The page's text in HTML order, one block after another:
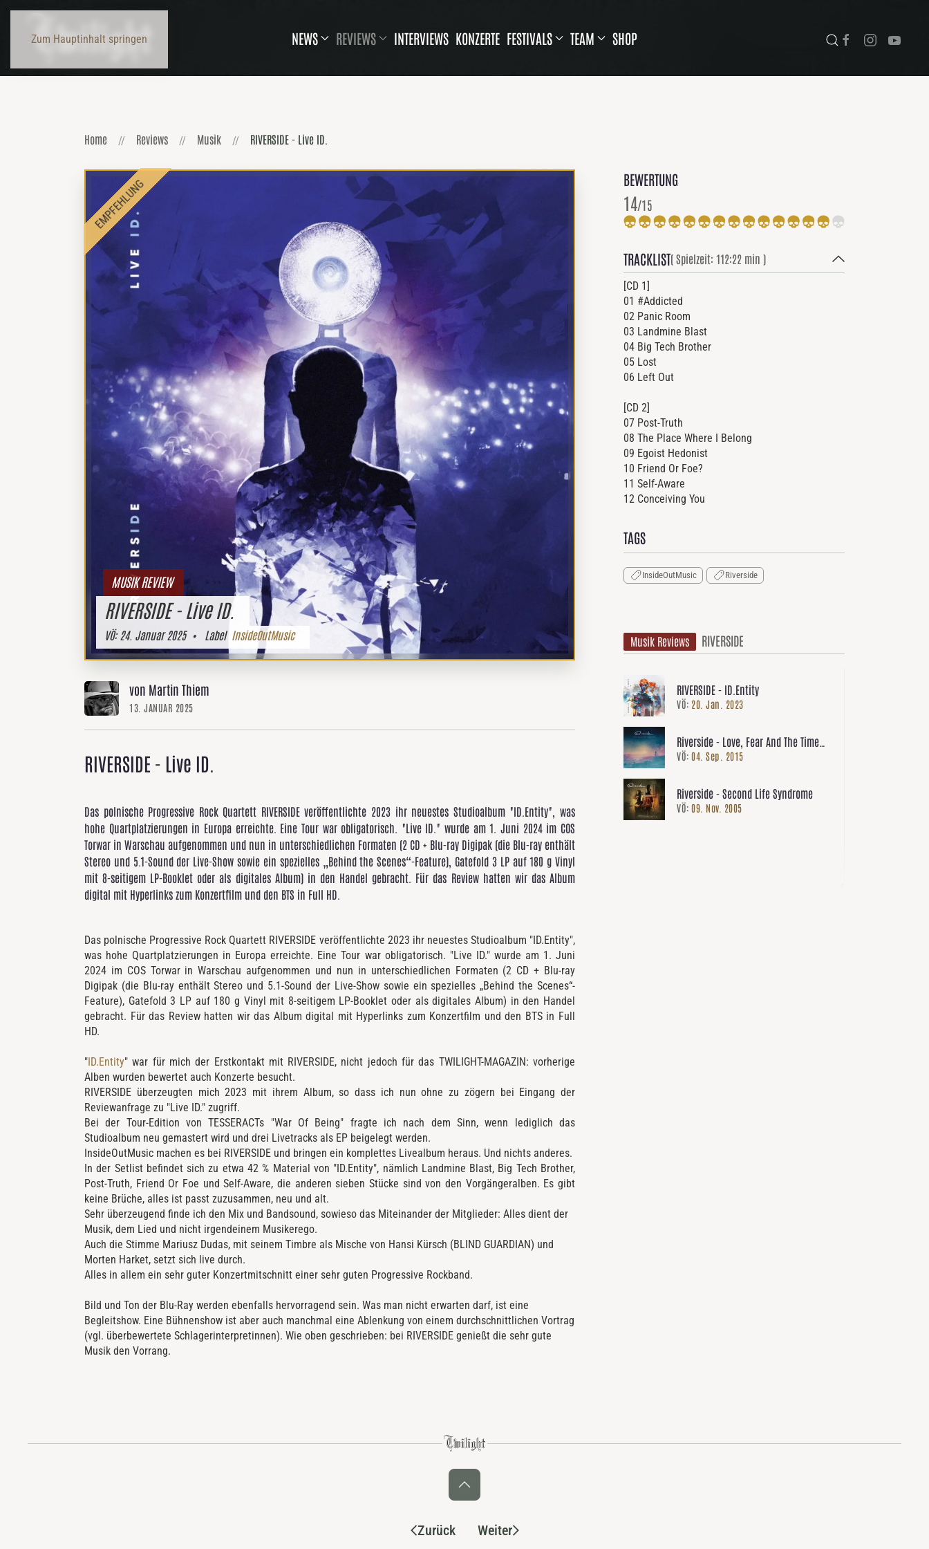
Zum Hauptinhalt springen NEWS REVIEWS INTERVIEWS KONZERTE FESTIVALS TEAM SHOP
Home Reviews Musik RIVERSIDE - Live ID.
MUSIK REVIEW
RIVERSIDE - Live ID.
VÖ:24. Januar 2025• Label InsideOutMusic
von Martin Thiem
13. JANUAR 2025
RIVERSIDE - Live ID.
Das polnische Progressive Rock Quartett RIVERSIDE veröffentlichte 2023 ihr neuestes Studioalbum "ID.Entity", was
hohe Quartplatzierungen in Europa erreichte. Eine Tour war obligatorisch. "Live ID." wurde am 1. Juni 2024 im COS
Torwar in Warschau aufgenommen und nun in unterschiedlichen Formaten (2 CD + Blu-ray Digipak (die Blu-ray enthält
Stereo und 5.1-Sound der Live-Show sowie ein spezielles „Behind the Scenes“-Feature), Gatefold 3 LP auf 180 g Vinyl
mit 8-seitigem LP-Booklet oder als digitales Album) in den Handel gebracht. Für das Review hatten wir das Album
digital mit Hyperlinks zum Konzertfilm und den BTS in Full HD.
Das polnische Progressive Rock Quartett RIVERSIDE veröffentlichte 2023 ihr neuestes Studioalbum "ID.Entity",
was hohe Quartplatzierungen in Europa erreichte. Eine Tour war obligatorisch. "Live ID." wurde am 1. Juni
2024 im COS Torwar in Warschau aufgenommen und nun in unterschiedlichen Formaten (2 CD + Blu-ray
Digipak (die Blu-ray enthält Stereo und 5.1-Sound der Live-Show sowie ein spezielles „Behind the Scenes“-
Feature), Gatefold 3 LP auf 180 g Vinyl mit 8-seitigem LP-Booklet oder als digitales Album) in den Handel
gebracht. Für das Review hatten wir das Album digital mit Hyperlinks zum Konzertfilm und den BTS in Full
HD.
"ID.Entity" war für mich der Erstkontakt mit RIVERSIDE, nicht jedoch für das TWILIGHT-MAGAZIN: vorherige
Alben wurden bewertet auch Konzerte besucht.
RIVERSIDE überzeugten mich 2023 mit ihrem Album, so dass ich nun ohne zu zögern bei Eingang der
Reviewanfrage zu "Live ID." zugriff.
Bei der Tour-Edition von TESSERACTs "War Of Being" fragte ich nach dem Sinn, wenn lediglich das
Studioalbum neu gemastert wird und drei Livetracks als EP beigelegt werden.
InsideOutMusic machen es bei RIVERSIDE und bringen ein komplettes Livealbum heraus. Und nichts anderes.
In der Setlist befindet sich zu etwa 42 % Material von "ID.Entity", nämlich Landmine Blast, Big Tech Brother,
Post-Truth, Friend Or Foe und Self-Aware, die anderen sieben Stücke sind von den Vorgängeralben. Es gibt
keine Brüche, alles ist passt zuzusammen, neu und alt.
Sehr überzeugend finde ich den Mix und Bandsound, sowieso das Miteinander der Mitglieder: Alles dient der
Musik, dem Lied und nicht irgendeinem Musikerego.
Auch die Stimme Mariusz Dudas, mit seinem Timbre als Mische von Hansi Kürsch (BLIND GUARDIAN) und
Morten Harket, setzt sich live durch.
Alles in allem ein sehr guter Konzertmitschnitt einer sehr guten Progressive Rockband.
Bild und Ton der Blu-Ray werden ebenfalls hervorragend sein. Was man nicht erwarten darf, ist eine
Begleitshow. Eine Bühnenshow ist aber auch manchmal eine Ablenkung von einem durchschnittlichen Vortrag
(vgl. überbewertete Schlagerinterpretinnen). Wie oben geschrieben: bei RIVERSIDE genießt die sehr gute
Musik den Vorrang.
BEWERTUNG
14/15
TRACKLIST( Spielzeit: 112:22 min )
[CD 1]
01 #Addicted
02 Panic Room
03 Landmine Blast
04 Big Tech Brother
05 Lost
06 Left Out
[CD 2]
07 Post-Truth
08 The Place Where I Belong
09 Egoist Hedonist
10 Friend Or Foe?
11 Self-Aware
12 Conceiving You
TAGS
InsideOutMusic Riverside
Musik Reviews RIVERSIDE
RIVERSIDE - ID.Entity
VÖ: 20. Jan. 2023
Riverside - Love, Fear And The Time
Machine
VÖ: 04. Sep. 2015
Riverside - Second Life Syndrome
VÖ: 09. Nov. 2005
Zurück Weiter